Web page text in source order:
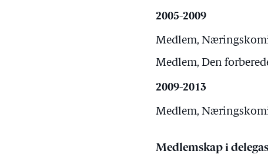
2005-2009
Medlem,
Medlem, Den
2009-2013
Medlem,
Medlemskap i